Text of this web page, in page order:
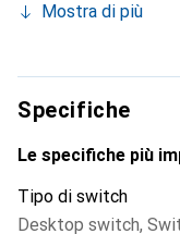
armadi per i media.
console di gioco,
opzioni di
(PoE) 802.3af/at
Type-C da 5V, 1A
gestibile, offre
rete, come Quality
Mostra di più
Specifiche
Le specifiche più
Tipo di switch
Desktop switch,